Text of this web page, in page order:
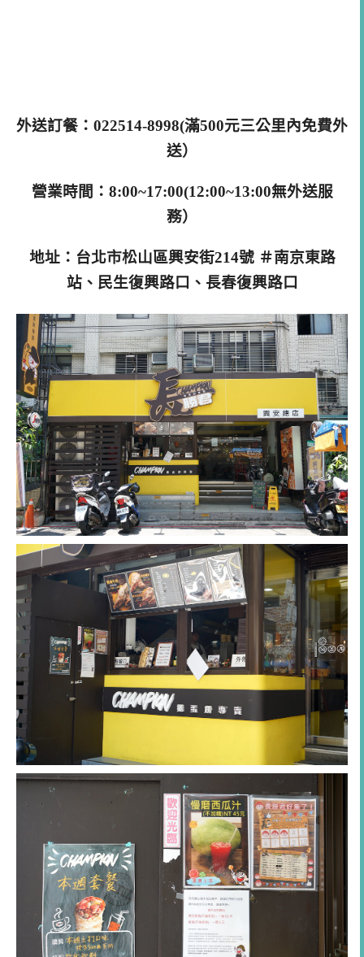
外送訂餐：022514-8998(滿500元三公里內免費外
送）
營業時間：8:00~17:00(12:00~13:00無外送服
務）
地址：台北市松山區興安街214號 ＃南京東路
站、民生復興路口、長春復興路口